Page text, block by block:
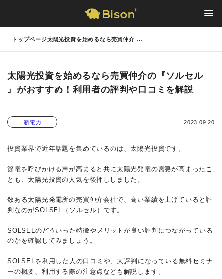
トップページ太陽光投資を始めるなら売買仲介 …
太陽光投資を始めるなら売買仲介の『ソルセル
』がおすすめ！利用者の評判や口コミを解説
2023.09.20
新電力
投資業界で近年話題を集めているのは、太陽光投資です。
節電を呼びかける声が高まると共に太陽光発電の需要が高まったこ
とも、太陽光投資の人気を後押ししました。
数ある太陽光発電所の売買仲介会社で、高い業績を上げていると評
判なのがSOLSEL（ソルセル）です。
SOLSELのどういった特徴やメリットが良い評判につながっている
のかを確認してみましょう。
SOLSELを利用した人の口コミや、大評判になっている無料セミナ
ーの概要、利用する際の注意点なども解説します。